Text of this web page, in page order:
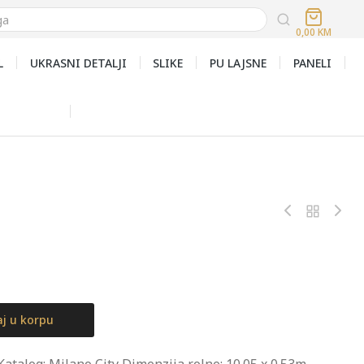
0,00 KM
UKRASNI DETALJI SLIKE PU LAJSNE PANELI
u korpu